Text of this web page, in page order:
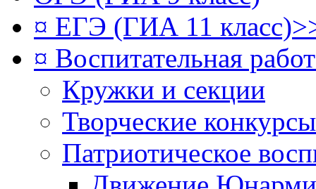
¤ ЕГЭ (ГИА 11
¤ Воспитательная
Кружки и секции
Творческие конкурсы
Патриотическое